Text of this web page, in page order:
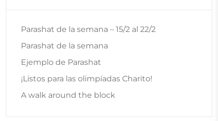
Parashat de la semana – 15/2 al 22/2
Parashat de la semana
Ejemplo de Parashat
¡Listos para las olimpíadas Charito!
A walk around the block